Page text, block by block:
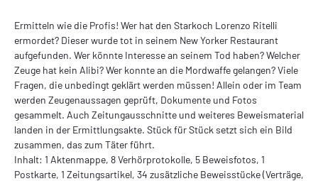
Ermitteln wie die Profis! Wer hat den Starkoch Lorenzo Ritelli
ermordet? Dieser wurde tot in seinem New Yorker Restaurant
aufgefunden. Wer könnte Interesse an seinem Tod haben? Welcher
Zeuge hat kein Alibi? Wer konnte an die Mordwaffe gelangen? Viele
Fragen, die unbedingt geklärt werden müssen! Allein oder im Team
werden Zeugenaussagen geprüft, Dokumente und Fotos
gesammelt. Auch Zeitungausschnitte und weiteres Beweismaterial
landen in der Ermittlungsakte. Stück für Stück setzt sich ein Bild
zusammen, das zum Täter führt.
Inhalt: 1 Aktenmappe, 8 Verhörprotokolle, 5 Beweisfotos, 1
Postkarte, 1 Zeitungsartikel, 34 zusätzliche Beweisstücke (Verträge,